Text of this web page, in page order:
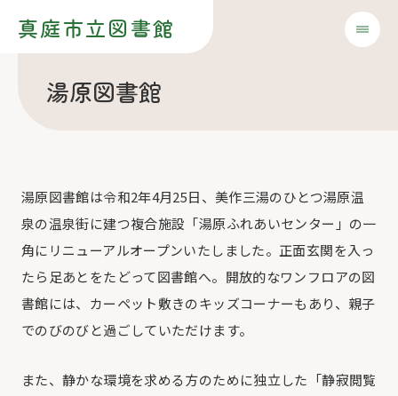
真庭市立図書館
湯原図書館
湯原図書館は令和2年4月25日、美作三湯のひとつ湯原温
泉の温泉街に建つ複合施設「湯原ふれあいセンター」の一
角にリニューアルオープンいたしました。正面玄関を入っ
たら足あとをたどって図書館へ。開放的なワンフロアの図
書館には、カーペット敷きのキッズコーナーもあり、親子
でのびのびと過ごしていただけます。
また、静かな環境を求める方のために独立した「静寂閲覧